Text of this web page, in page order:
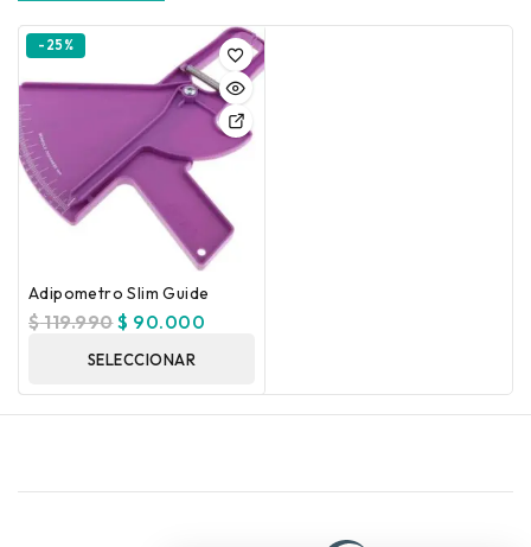
-25%
Adipometro Slim Guide
$119.990$ 90.000
SELECCIONAR
OPCIONES